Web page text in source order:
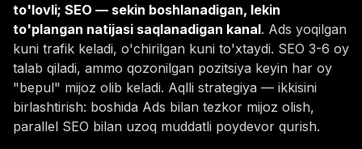
to'lovli; SEO — sekin boshlanadigan, lekin
to'plangan natijasi saqlanadigan kanal. Ads yoqilgan
kuni trafik keladi, o'chirilgan kuni to'xtaydi. SEO 3-6 oy
talab qiladi, ammo qozonilgan pozitsiya keyin har oy
"bepul" mijoz olib keladi. Aqlli strategiya — ikkisini
birlashtirish: boshida Ads bilan tezkor mijoz olish,
parallel SEO bilan uzoq muddatli poydevor qurish.